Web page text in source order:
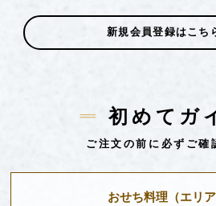
新規会員登録はこち
初めてガ
ご注文の前に必ずご確
おせち料理 （エリ